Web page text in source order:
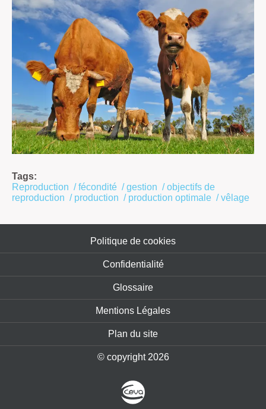
Tags:
Reproduction /fécondité /gestion /objectifs de
reproduction / production / production optimale /vêlage
Politique de cookies
Confidentialité
Glossaire
Mentions Légales
Plan du site
© copyright 2026